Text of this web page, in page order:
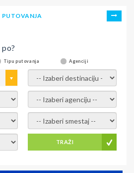
PUTOVANJA
Tipu putovanja Agenciji
- izaberi destinaciju -
- izaberi agenciju -
- Izaberite smestaj -
TRAŽI